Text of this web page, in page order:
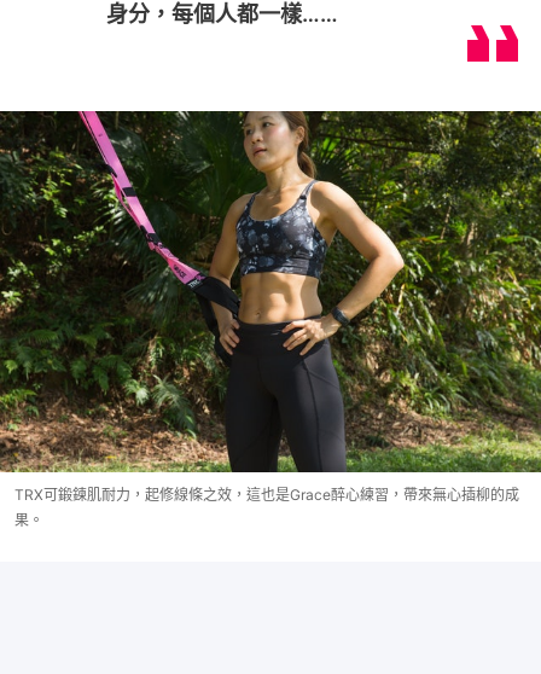
身分，每個人都一樣……
TRX可鍛鍊肌耐力，起修線條之效，這也是Grace醉心練習，帶來無心插柳的成
果。